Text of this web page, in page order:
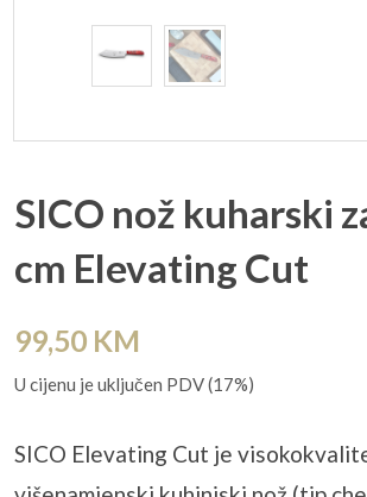
SICO nož kuharski
cm Elevating Cut
99,50 KM
U cijenu je uključen PDV (17%)
SICO Elevating Cut je